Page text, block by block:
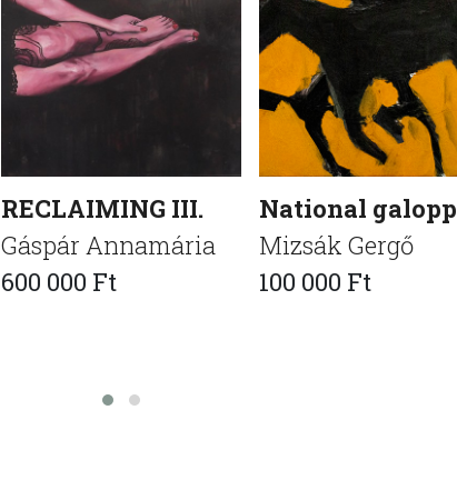
RECLAIMING III.
Gáspár Annamária
600 000 Ft
National galopp
Mizsák Gergő
100 000 Ft